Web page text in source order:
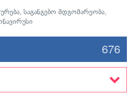
, საგანგებო მდგომარეობა,
676